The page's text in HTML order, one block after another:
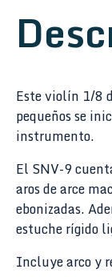
Este violín 1/8
pequeños se
instrumento.
El SNV-9
aros de arce
ebonizadas.
estuche rígido
Incluye arco y